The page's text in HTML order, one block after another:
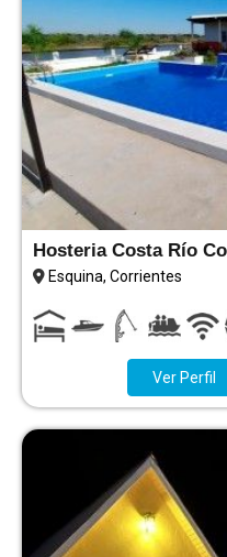
Hosteria Costa Río
Esquina, Corrientes
Ver Perfil